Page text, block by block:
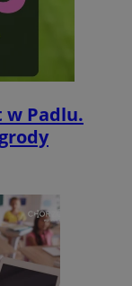
w Padlu.